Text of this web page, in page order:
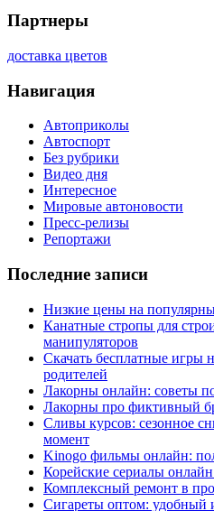
Партнеры
доставка цветов
Навигация
Автоприколы
Автоспорт
Без рубрики
Видео дня
Интересное
Мировые автоновости
Пресс-релизы
Репортажи
Последние записи
Низкие цены на
Канатные стропы для
манипуляторов
Скачать бесплатные игры
родителей
Лакорны онлайн: советы
Лакорны про фиктивный
Сливы курсов: сезонное
момент
Kinogo фильмы онлайн:
Корейские сериалы
Комплексный ремонт в
Сигареты оптом: удобный